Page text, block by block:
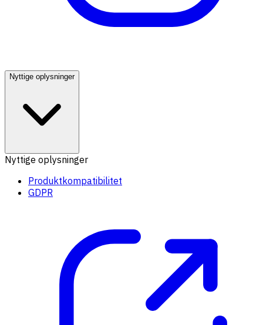
Nyttige oplysninger
Nyttige oplysninger
Produktkompatibilitet
GDPR